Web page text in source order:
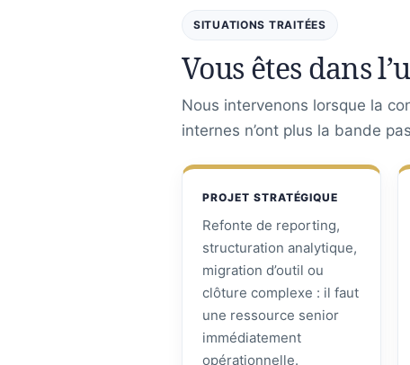
SITUATIONS TRAITÉES
Vous êtes dans
Nous intervenons lorsque la
internes n’ont plus la bande
PROJET STRATÉGIQUE
Refonte de reporting,
structuration analytique,
migration d’outil ou
clôture complexe : il faut
une ressource senior
immédiatement
opérationnelle.